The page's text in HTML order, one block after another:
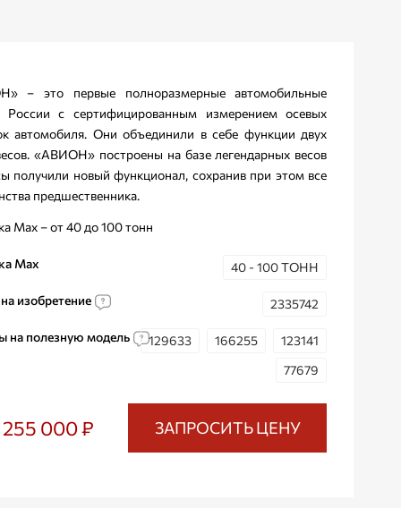
– это первые полноразмерные автомобильные
с сертифицированным измерением осевых
автомобиля. Они объединили в себе функции двух
«АВИОН» построены на базе легендарных весов
получили новый функционал, сохранив при этом все
предшественника.
Max – от 40 до 100 тонн
Max 40 - 100 ТОНН
изобретение 2335742
на полезную модель 129633 166255
123141
77679
255 000 ₽ ЗАПРОСИТЬ ЦЕНУ